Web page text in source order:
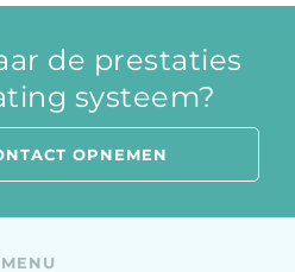
de prestaties
systeem?
OPNEMEN
MENU